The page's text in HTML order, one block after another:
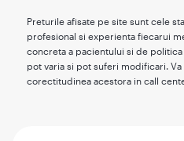
Preturile afisate pe site sunt cele
profesional si experienta fiecarui
concreta a pacientului si de
pot varia si pot suferi modificari.
corectitudinea acestora in call